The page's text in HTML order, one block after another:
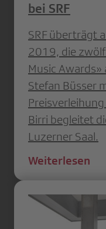
bei SRF
SRF überträgt
2019, die
Music Awards»
Stefan Büsser
Birri begleitet
Luzerner Saal.
Weiterlesen